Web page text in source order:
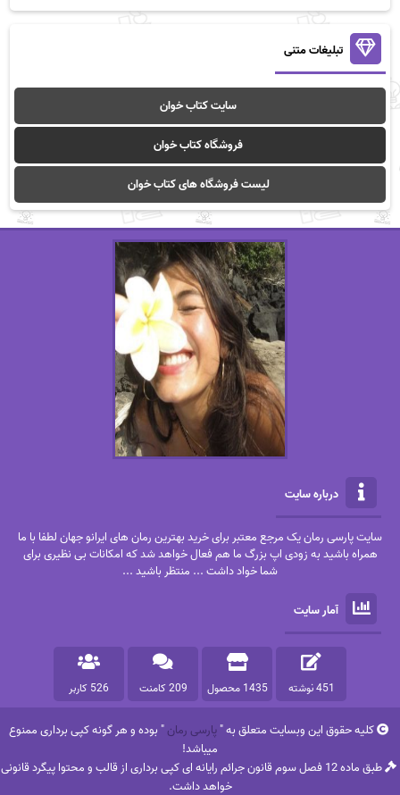
تبلیغات متنی
سایت کتاب خوان
فروشگاه کتاب خوان
لیست فروشگاه های کتاب خوان
درباره سایت
سایت پارسی رمان یک مرجع معتبر برای خرید بهترین رمان های ایرانو جهان لطفا با ما
همراه باشید به زودی اپ بزرگ ما هم فعال خواهد شد که امکانات بی نظیری برای
شما خواد داشت ... منتظر باشید ...
آمار سایت
451 نوشته 1435 محصول 209 کامنت 526 کاربر
کلیه حقوق این وبسایت متعلق به "پارسی رمان" بوده و هر گونه کپی برداری ممنوع
میباشد!
طبق ماده 12 فصل سوم قانون جرائم رایانه ای کپی برداری از قالب و محتوا پیگرد قانونی
خواهد داشت.